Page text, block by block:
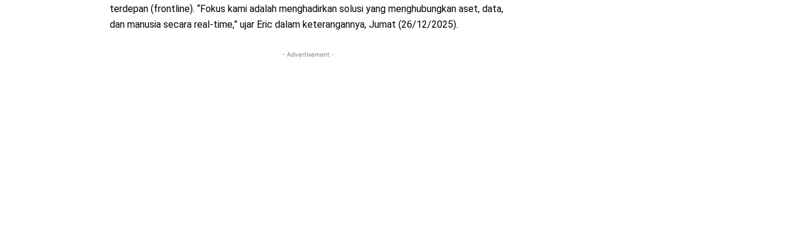
terdepan (frontline). “Fokus kami adalah menghadirkan solusi yang menghubungkan aset, data,
dan manusia secara real-time,” ujar Eric dalam keterangannya, Jumat (26/12/2025).
- Advertisement -